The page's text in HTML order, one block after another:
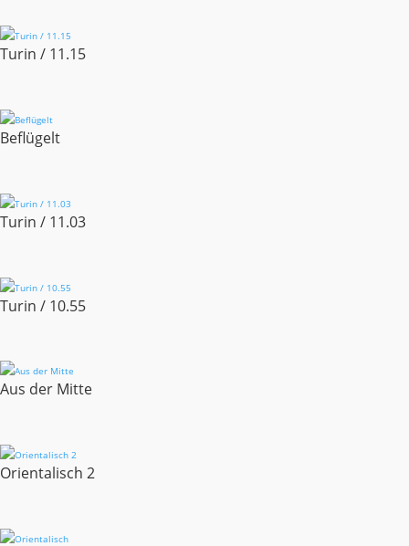
Turin / 11.15
Beflügelt
Turin / 11.03
Turin / 10.55
Aus der Mitte
Orientalisch 2